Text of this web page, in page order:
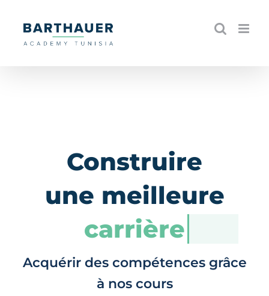
content
Construire
une meilleure
carrière
Acquérir des compétences grâce
à nos cours